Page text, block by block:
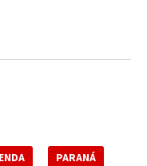
PARANÁ